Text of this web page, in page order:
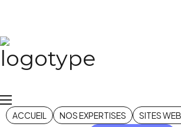
Agence UX &
ACCUEIL NOS EXPERTISES
SITES